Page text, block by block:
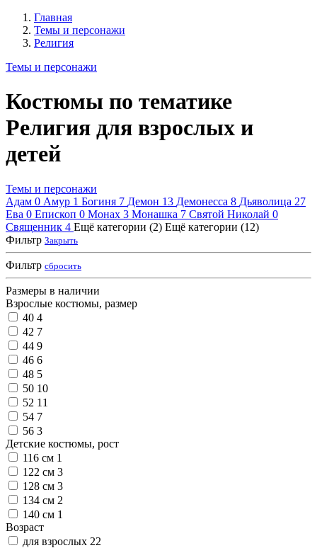
Главная
Темы и персонажи
Религия
Темы и персонажи
Костюмы по тематике
Религия для взрослых и
детей
Темы и персонажи
Адам 0 Амур 1 Богиня 7 Демон 13 Демонесса 8 Дьяволица 27
Ева 0 Епископ 0 Монах 3 Монашка 7 Святой Николай 0
Священник 4 Ещё категории (2) Ещё категории (12)
Фильтр Закрыть
Фильтр сбросить
Размеры в наличии
Взрослые костюмы, размер
40 4
42 7
44 9
46 6
48 5
50 10
52 11
54 7
56 3
Детские костюмы, рост
116 см 1
122 см 3
128 см 3
134 см 2
140 см 1
Возраст
для взрослых 22